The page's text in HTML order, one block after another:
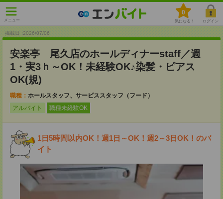
メニュー
0
気になる！ ログイン
掲載日 :2026/07/06
安楽亭 尾久店のホールディナーstaff／週
1・実3ｈ～OK！未経験OK♪染髪・ピアス
OK(規)
職種： ホールスタッフ、サービススタッフ（フード）
アルバイト
職種未経験OK
1日5時間以内OK！週1日～OK！週2～3日OK！のバ
イト